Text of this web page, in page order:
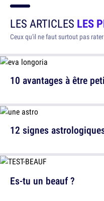
LES ARTICLES LES
Ceux qu'il ne faut surtout pas rater
10 avantages à être
12 signes
Es-tu un beauf ?